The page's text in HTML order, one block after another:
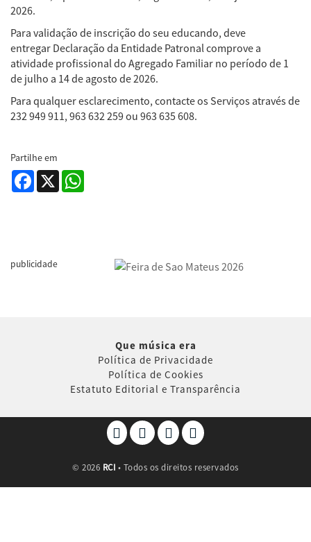
2026.
Para validação de inscrição do seu educando, deve
entregar Declaração da Entidade Patronal comprove a
atividade profissional do Agregado Familiar no período de 1
de julho a 14 de agosto de 2026.
Para qualquer esclarecimento, contacte os Serviços através de
232 949 911, 963 632 259 ou 963 635 608.
Partilhe em
Facebook
X
publicidade
Que música era
Política de Privacidade
Política de Cookies
Estatuto Editorial e Transparência
©2026 RCI • Todos os direitos reservados